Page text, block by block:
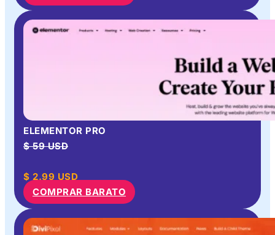
ELEMENTOR PRO
$ 59 USD
$ 2.99 USD
COMPRAR BARATO